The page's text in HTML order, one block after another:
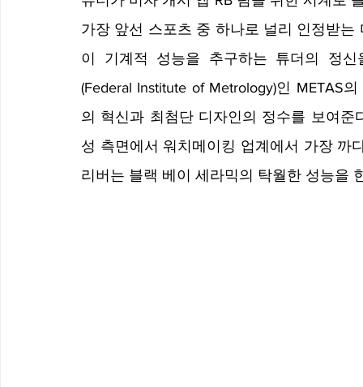
가장 앞선 스포츠 중 하나로 널리 인정받
이 기계적 성능을 추구하는 튜더의 정
(Federal Institute of Metrology)인 METAS
의 혁신과 최첨단 디자인의 정수를 보여
성 측면에서 워치메이킹 업계에서 가장 까
리버는 블랙 베이 세라믹의 탁월한 성능을